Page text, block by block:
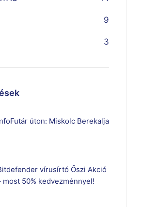
9
3
úton: Miskolc Berekalja
vírusírtó Őszi Akció
most 50% kedvezménnyel!